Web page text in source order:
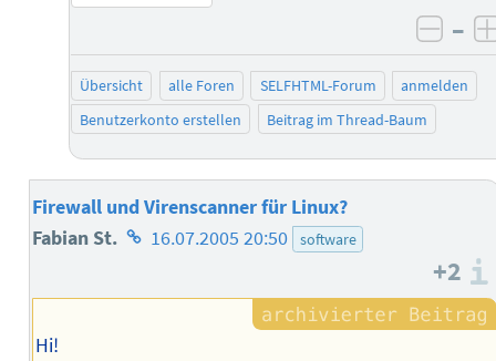
–
Übersicht alle Foren SELFHTML-Forum
anmelden
Benutzerkonto erstellen
Beitrag im Thread-Baum
Firewall und Virenscanner für Linux?
Fabian St. Homepage
Autors
16.07.2005 20:50 software
+2
Hi!